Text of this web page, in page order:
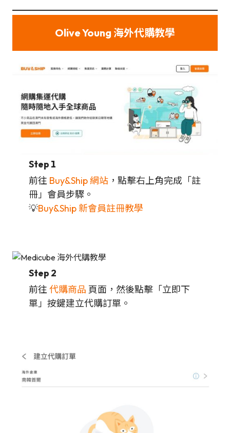
Olive Young 海外代購教學
Step 1
前往 Buy&Ship 網站 ，點擊右上角完成「註
冊」會員步驟。
💡Buy&Ship 新會員註冊教學
Step 2
前往 代購商品 頁面，然後點擊「立即下
單」按鍵建立代購訂單。